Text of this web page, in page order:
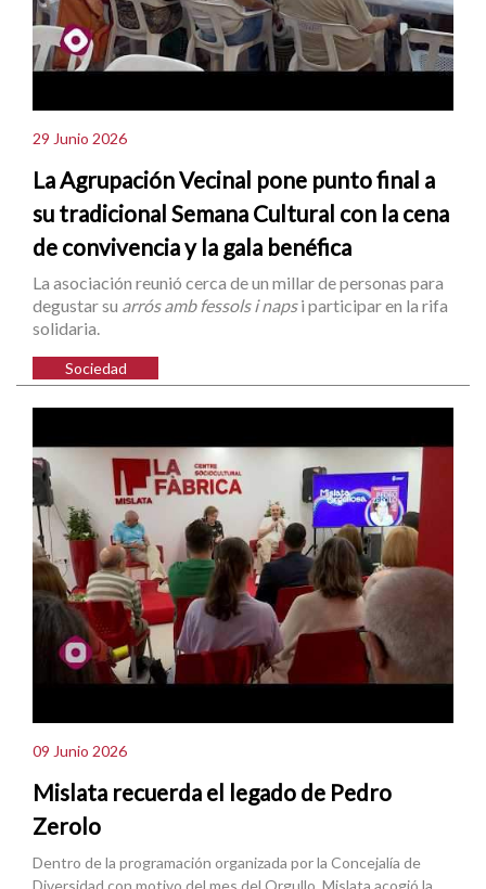
29 Junio 2026
La Agrupación Vecinal pone punto final a
su tradicional Semana Cultural con la cena
de convivencia y la gala benéfica
La asociación reunió cerca de un millar de personas para
degustar su arrós amb fessols i napsi participar en la rifa
solidaria.
Sociedad
09 Junio 2026
Mislata recuerda el legado de Pedro
Zerolo
Dentro de la programación organizada por la Concejalía de
Diversidad con motivo del mes del Orgullo, Mislata acogió la